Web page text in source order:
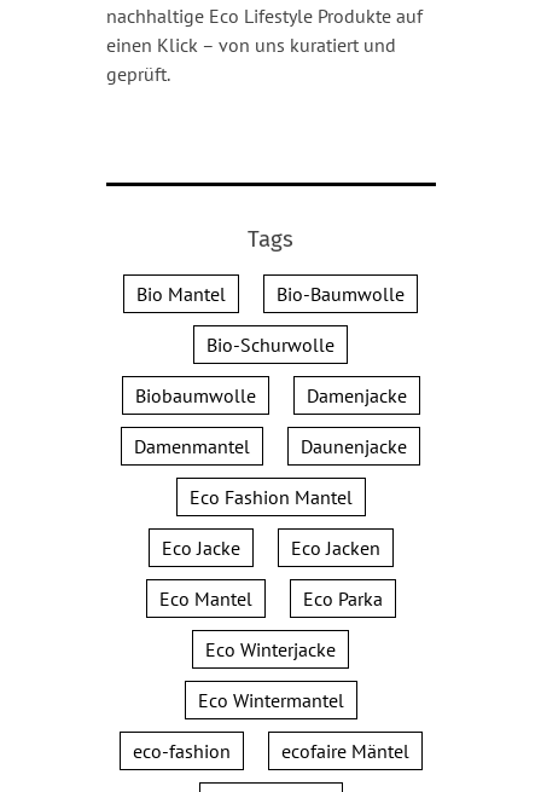
nachhaltige Eco Lifestyle Produkte auf
einen Klick – von uns kuratiert und
geprüft.
Tags
Bio Mantel Bio-Baumwolle
Bio-Schurwolle
Biobaumwolle Damenjacke
Damenmantel Daunenjacke
Eco Fashion Mantel
Eco Jacke Eco Jacken
Eco Mantel Eco Parka
Eco Winterjacke
Eco Wintermantel
eco-fashion ecofaire Mäntel